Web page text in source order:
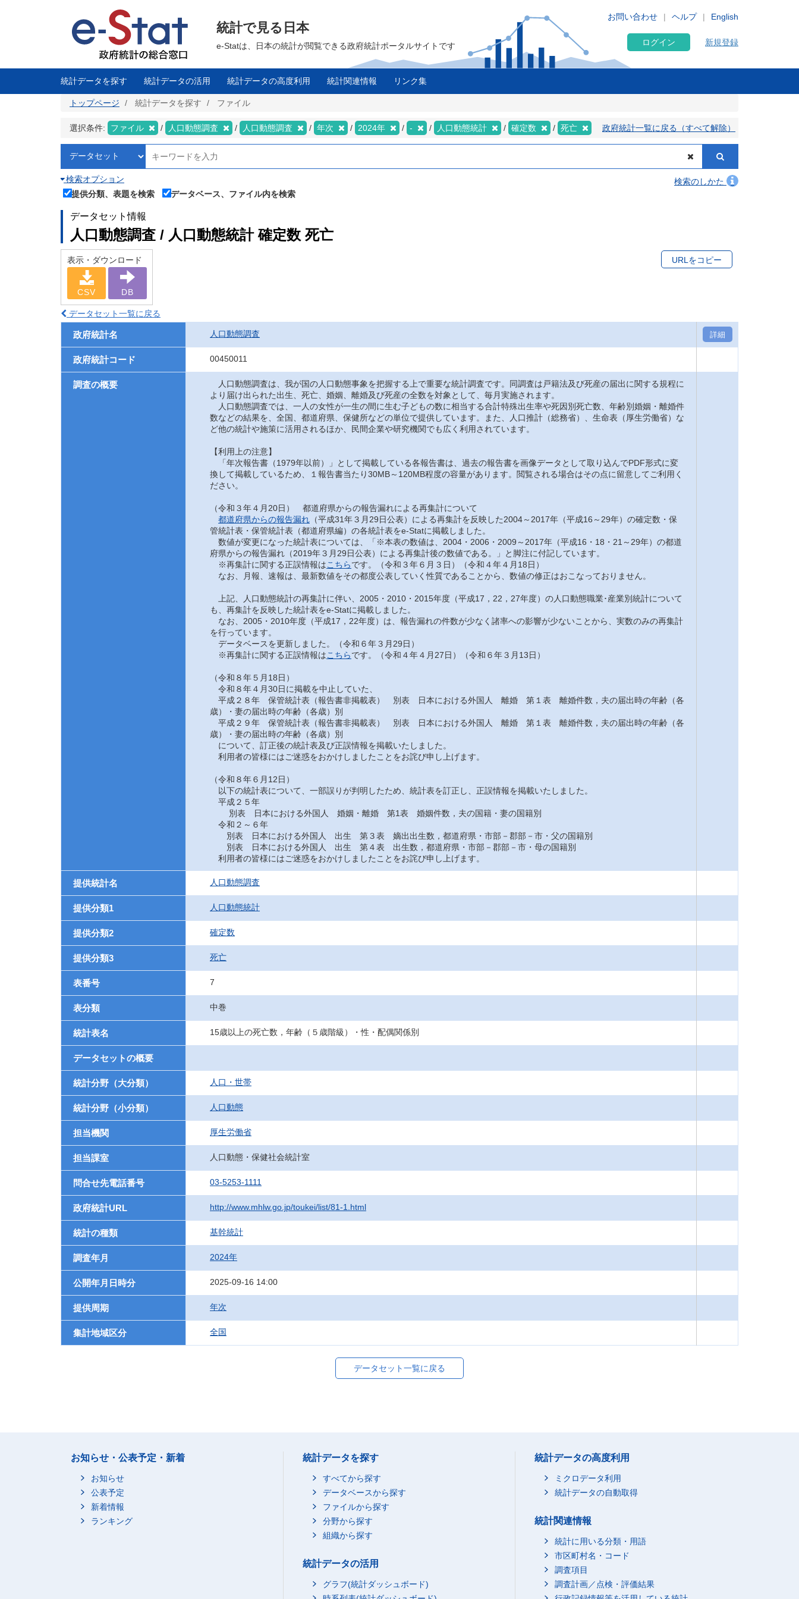
に
English
お問い合わせ ヘルプ
統計で見る日本
e-Statは、日本の統計が閲覧できる政府統計ポータルサイトです ログイン 新規登録
統計データを探す 統計データの活用 統計データの高度利用 統計関連情報 リンク集
トップページ 統計データを探す ファイル
選択条件: ファイル 人口動態調査 人口動態調査 年次 2024年 - 人口動態統計 確定数 死亡 政府統計一覧に戻る（すべて解除）
検索オプション
検索のしかた
提供分類、表題を検索
データベース、ファイル内を検索
データセット情報
人口動態調査 / 人口動態統計 確定数 死亡
表示・ダウンロード
CSV DB
URLをコピー
データセット一覧に戻る
政府統計名 人口動態調査 詳細
政府統計コード 00450011
調査の概要
人口動態調査は、我が国の人口動態事象を把握する上で重要な統計調査です。同調査は戸籍法及び死産の届出に関する規程に
より届け出られた出生、死亡、婚姻、離婚及び死産の全数を対象として、毎月実施されます。
人口動態調査では、一人の女性が一生の間に生む子どもの数に相当する合計特殊出生率や死因別死亡数、年齢別婚姻・離婚件
数などの結果を、全国、都道府県、保健所などの単位で提供しています。また、人口推計（総務省）、生命表（厚生労働省）な
ど他の統計や施策に活用されるほか、民間企業や研究機関でも広く利用されています。
【利用上の注意】
「年次報告書（1979年以前）」として掲載している各報告書は、過去の報告書を画像データとして取り込んでPDF形式に変
換して掲載しているため、１報告書当たり30MB～120MB程度の容量があります。閲覧される場合はその点に留意してご利用く
ださい。
（令和３年４月20日） 都道府県からの報告漏れによる再集計について
都道府県からの報告漏れ （平成31年３月29日公表）による再集計を反映した2004～2017年（平成16～29年）の確定数・保
管統計表・保管統計表（都道府県編）の各統計表をe-Statに掲載しました。
数値が変更になった統計表については、「※本表の数値は、2004・2006・2009～2017年（平成16・18・21～29年）の都道
府県からの報告漏れ（2019年３月29日公表）による再集計後の数値である。」と脚注に付記しています。
※再集計に関する正誤情報はこちらです。（令和３年６月３日）（令和４年４月18日）
なお、月報、速報は、最新数値をその都度公表していく性質であることから、数値の修正はおこなっておりません。
上記、人口動態統計の再集計に伴い、2005・2010・2015年度（平成17，22，27年度）の人口動態職業･産業別統計について
も、再集計を反映した統計表をe-Statに掲載しました。
なお、2005・2010年度（平成17，22年度）は、報告漏れの件数が少なく諸率への影響が少ないことから、実数のみの再集計
を行っています。
データベースを更新しました。（令和６年３月29日）
※再集計に関する正誤情報はこちらです。（令和４年４月27日）（令和６年３月13日）
（令和８年５月18日）
令和８年４月30日に掲載を中止していた、
平成２８年 保管統計表（報告書非掲載表） 別表 日本における外国人 離婚 第１表 離婚件数，夫の届出時の年齢（各
歳）・妻の届出時の年齢（各歳）別
平成２９年 保管統計表（報告書非掲載表） 別表 日本における外国人 離婚 第１表 離婚件数，夫の届出時の年齢（各
歳）・妻の届出時の年齢（各歳）別
について、訂正後の統計表及び正誤情報を掲載いたしました。
利用者の皆様にはご迷惑をおかけしましたことをお詫び申し上げます。
（令和８年６月12日）
以下の統計表について、一部誤りが判明したため、統計表を訂正し、正誤情報を掲載いたしました。
平成２５年
別表 日本における外国人 婚姻・離婚 第1表 婚姻件数，夫の国籍・妻の国籍別
令和２～６年
別表 日本における外国人 出生 第３表 嫡出出生数，都道府県・市部－郡部－市・父の国籍別
別表 日本における外国人 出生 第４表 出生数，都道府県・市部－郡部－市・母の国籍別
利用者の皆様にはご迷惑をおかけしましたことをお詫び申し上げます。
提供統計名 人口動態調査
提供分類1 人口動態統計
提供分類2 確定数
提供分類3 死亡
表番号 7
表分類 中巻
統計表名 15歳以上の死亡数，年齢（５歳階級）・性・配偶関係別
データセットの概要
統計分野（大分類） 人口・世帯
統計分野（小分類） 人口動態
担当機関 厚生労働省
担当課室 人口動態・保健社会統計室
問合せ先電話番号 03-5253-1111
政府統計URL http://www.mhlw.go.jp/toukei/list/81-1.html
統計の種類 基幹統計
調査年月 2024年
公開年月日時分 2025-09-16 14:00
提供周期 年次
集計地域区分 全国
データセット一覧に戻る
お知らせ・公表予定・新着
お知らせ
公表予定
新着情報
ランキング
統計データを探す
すべてから探す
データベースから探す
ファイルから探す
分野から探す
組織から探す
統計データの活用
グラフ(統計ダッシュボード)
統計データの高度利用
ミクロデータ利用
統計データの自動取得
統計関連情報
統計に用いる分類・用語
市区町村名・コード
調査項目
調査計画／点検・評価結果